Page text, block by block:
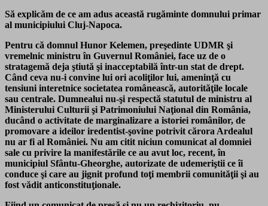
Să explicăm de ce am adus această rugăminte domnului primar
al municipiului Cluj-Napoca.
Pentru că domnul Hunor Kelemen, preşedinte UDMR şi
vremelnic ministru în Guvernul României, face uz de o
stratagemă deja ştiută şi inacceptabilă într-un stat de drept.
Când ceva nu-i convine lui ori acoliţilor lui, ameninţă cu
tensiuni interetnice societatea românească, autorităţile locale
sau centrale. Dumnealui nu-şi respectă statutul de ministru al
Ministerului Culturii şi Patrimoniului Naţional din România,
ducând o activitate de marginalizare a istoriei românilor, de
promovare a ideilor iredentist-şovine potrivit cărora Ardealul
nu ar fi al României. Nu am citit niciun comunicat al domniei
sale cu privire la manifestările ce au avut loc, recent, în
municipiul Sfântu-Gheorghe, autorizate de udemeriştii ce îi
conduce şi care au jignit profund toţi membrii comunităţii şi au
fost vădit anticonstituţionale.